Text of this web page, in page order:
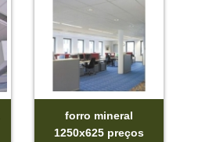
forro mineral
1250x625 preços